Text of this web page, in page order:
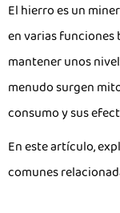
El hierro es un
en varias funciones
mantener unos
menudo surgen
consumo y sus
En este artículo,
comunes